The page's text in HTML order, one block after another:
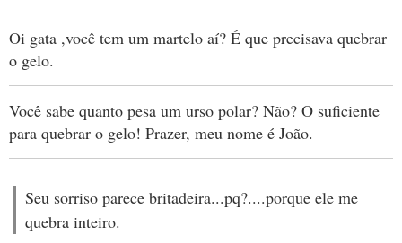
Oi gata ,você tem um martelo aí? É que precisava quebrar
o gelo.
Você sabe quanto pesa um urso polar? Não? O suficiente
para quebrar o gelo! Prazer, meu nome é João.
Seu sorriso parece britadeira...pq?....porque ele me
quebra inteiro.